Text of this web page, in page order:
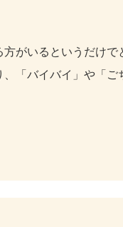
がいるというだけ
「バイバイ」や「ご